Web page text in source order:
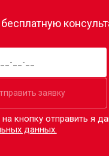
заявку
кнопку отправить я
данных.